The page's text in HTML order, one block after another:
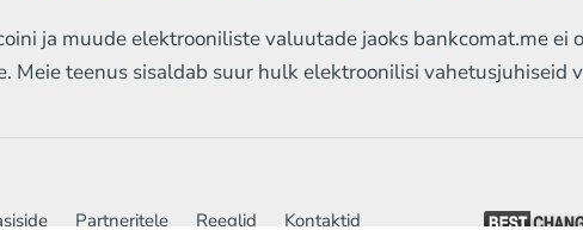
ja muude elektrooniliste valuutade jaoks bankcomat.me ei
Meie teenus sisaldab suur hulk elektroonilisi vahetusjuhiseid
Partneritele Reeglid Kontaktid